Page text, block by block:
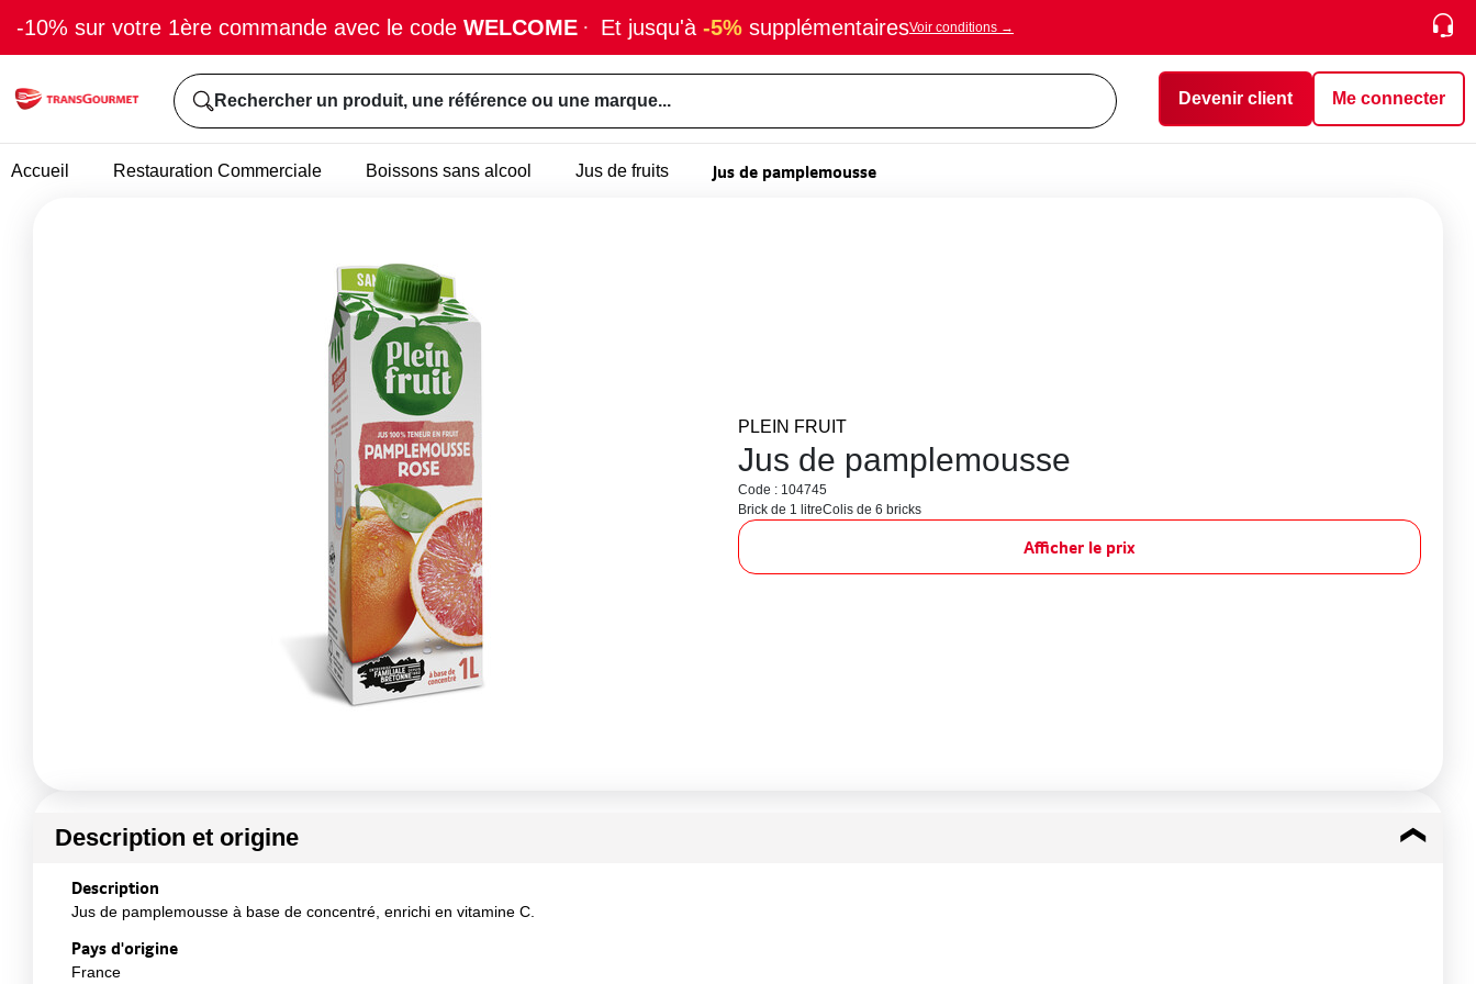
-10% sur votre 1ère commande avec le code WELCOME · Et jusqu'à -5% supplémentairesVoir conditions →
Rechercher un produit, une référence ou une marque... Devenir client Me connecter
Accueil Restauration Commerciale Boissons sans alcool Jus de fruits Jus de pamplemousse
PLEIN FRUIT
Jus de pamplemousse
Code : 104745
Brick de 1 litreColis de 6 bricks
Afficher le prix
Description et origine
Description
Jus de pamplemousse à base de concentré, enrichi en vitamine C.
Pays d'origine
France